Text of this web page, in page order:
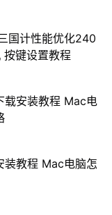
国计性能优化240
键设置教程
载安装教程 Mac电
装教程 Mac电脑怎